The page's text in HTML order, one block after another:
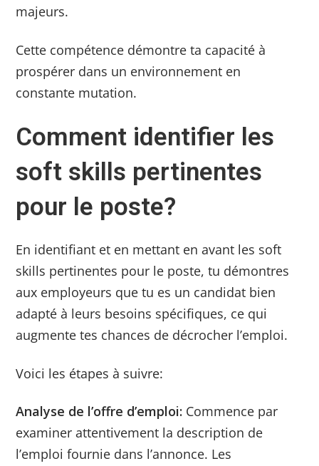
majeurs.
Cette compétence démontre ta capacité à
prospérer dans un environnement en
constante mutation.
Comment identifier les
soft skills pertinentes
pour le poste?
En identifiant et en mettant en avant les soft
skills pertinentes pour le poste, tu démontres
aux employeurs que tu es un candidat bien
adapté à leurs besoins spécifiques, ce qui
augmente tes chances de décrocher l’emploi.
Voici les étapes à suivre:
Analyse de l’offre d’emploi: Commence par
examiner attentivement la description de
l’emploi fournie dans l’annonce. Les